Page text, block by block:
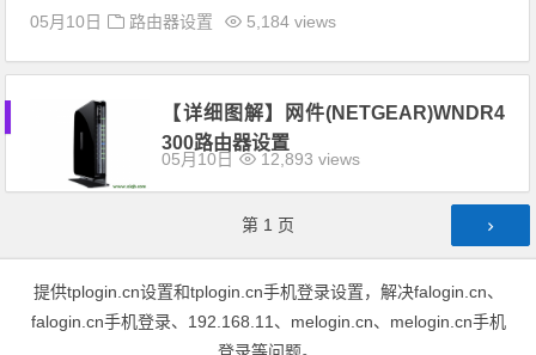
05月10日 路由器设置 5,184 views
【详细图解】网件(NETGEAR)WNDR4
300路由器设置
05月10日 12,893 views
第 1 页
提供tplogin.cn设置和tplogin.cn手机登录设置，解决falogin.cn、
falogin.cn手机登录、192.168.11、melogin.cn、melogin.cn手机